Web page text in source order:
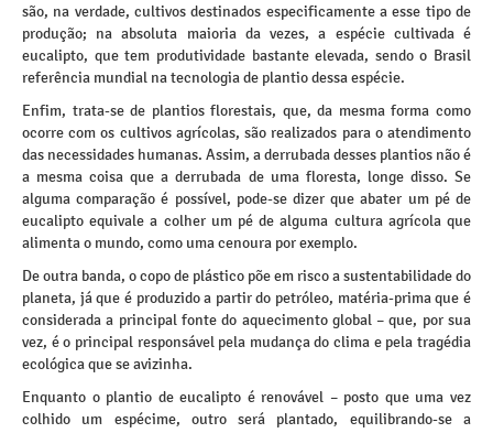
são, na verdade, cultivos destinados especificamente a esse tipo de
produção; na absoluta maioria da vezes, a espécie cultivada é
eucalipto, que tem produtividade bastante elevada, sendo o Brasil
referência mundial na tecnologia de plantio dessa espécie.
Enfim, trata-se de plantios florestais, que, da mesma forma como
ocorre com os cultivos agrícolas, são realizados para o atendimento
das necessidades humanas. Assim, a derrubada desses plantios não é
a mesma coisa que a derrubada de uma floresta, longe disso. Se
alguma comparação é possível, pode-se dizer que abater um pé de
eucalipto equivale a colher um pé de alguma cultura agrícola que
alimenta o mundo, como uma cenoura por exemplo.
De outra banda, o copo de plástico põe em risco a sustentabilidade do
planeta, já que é produzido a partir do petróleo, matéria-prima que é
considerada a principal fonte do aquecimento global – que, por sua
vez, é o principal responsável pela mudança do clima e pela tragédia
ecológica que se avizinha.
Enquanto o plantio de eucalipto é renovável – posto que uma vez
colhido um espécime, outro será plantado, equilibrando-se a